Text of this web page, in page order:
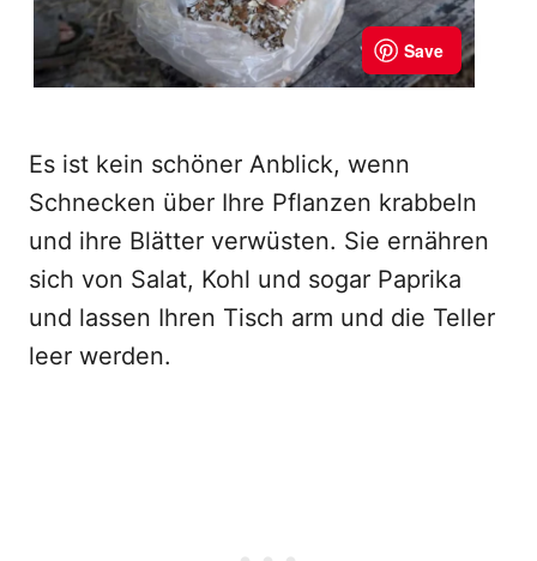
Es ist kein schöner Anblick, wenn
Schnecken über Ihre Pflanzen krabbeln
und ihre Blätter verwüsten. Sie ernähren
sich von Salat, Kohl und sogar Paprika
und lassen Ihren Tisch arm und die Teller
leer werden.